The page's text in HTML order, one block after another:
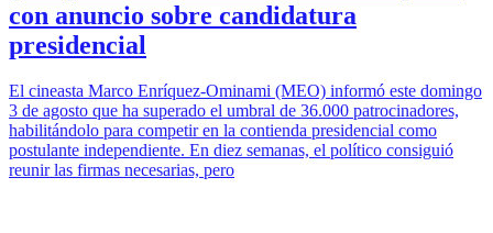
con anuncio sobre candidatura
presidencial
El cineasta Marco Enríquez-Ominami (MEO) informó este domingo
3 de agosto que ha superado el umbral de 36.000 patrocinadores,
habilitándolo para competir en la contienda presidencial como
postulante independiente. En diez semanas, el político consiguió
reunir las firmas necesarias, pero